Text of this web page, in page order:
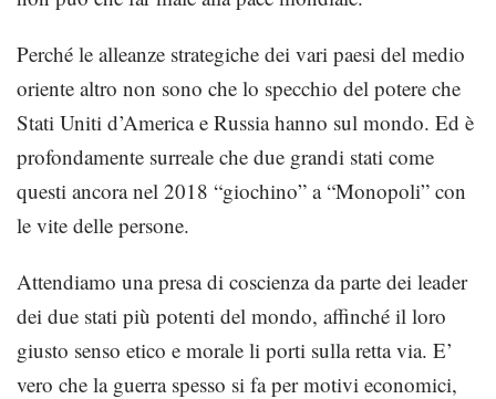
Perché le alleanze strategiche dei vari paesi del medio
oriente altro non sono che lo specchio del potere che
Stati Uniti d’America e Russia hanno sul mondo. Ed è
profondamente surreale che due grandi stati come
questi ancora nel 2018 “giochino” a “Monopoli” con
le vite delle persone.
Attendiamo una presa di coscienza da parte dei leader
dei due stati più potenti del mondo, affinché il loro
giusto senso etico e morale li porti sulla retta via. E’
vero che la guerra spesso si fa per motivi economici,